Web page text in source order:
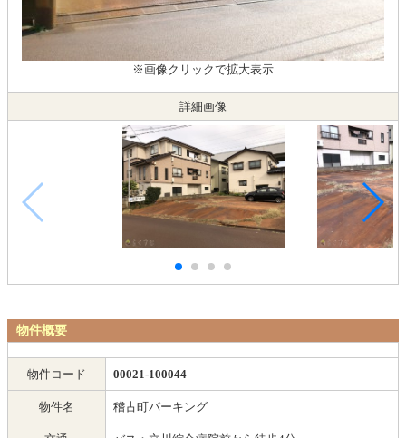
※画像クリックで拡大表示
詳細画像
物件概要
物件コード 00021-100044
物件名 稽古町パーキング